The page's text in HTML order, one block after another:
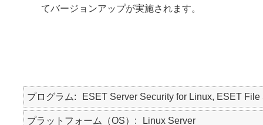
てバージョンアップが実施されます。
プログラム ESET Server Security for Linux, ESET
プラットフォーム（OS） Linux Server